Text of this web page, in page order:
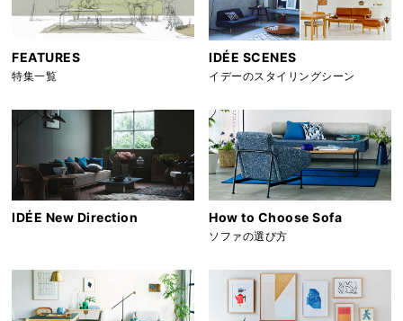
FEATURES
特集一覧
IDÉE SCENES
イデーのスタイリングシーン
IDÉE New Direction How to Choose Sofa
ソファの選び方